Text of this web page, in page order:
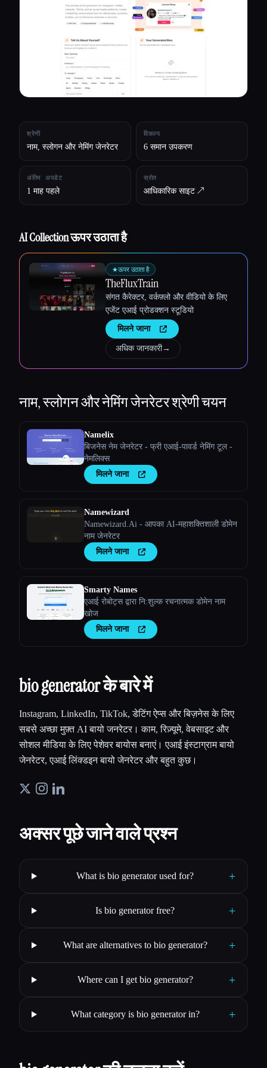
Esc
श्रेणी
नाम, स्लोगन और नेमिंग जेनरेटर
विकल्प
6 समान उपकरण
अंतिम अपडेट
1 माह पहले
स्रोत
आधिकारिक साइट ↗︎
AI Collection ऊपर उठाता है
★ऊपर उठाता है
TheFluxTrain
संगत कैरेक्टर, वर्कफ़्लो और वीडियो के लिए
एजेंट एआई प्रोडक्शन स्टूडियो
मिलने जाना
अधिक जानकारी→
नाम, स्लोगन और नेमिंग जेनरेटरश्रेणी चयन
Namelix
बिजनेस नेम जेनरेटर - फ्री एआई-पावर्ड नेमिंग टूल -
नेमलिक्स
मिलने जाना
Namewizard
Namewizard.Ai - आपका AI-महाशक्तिशाली डोमेन
नाम जेनरेटर
मिलने जाना
Smarty Names
एआई रोबोट्स द्वारा नि:शुल्क रचनात्मक डोमेन नाम
खोज
मिलने जाना
bio generator के बारे में
Instagram, LinkedIn, TikTok, डेटिंग ऐप्स और बिज़नेस के लिए
सबसे अच्छा मुफ़्त AI बायो जनरेटर। काम, रिज़्यूमे, वेबसाइट और
सोशल मीडिया के लिए पेशेवर बायोस बनाएं। एआई इंस्टाग्राम बायो
जेनरेटर, एआई लिंक्डइन बायो जेनरेटर और बहुत कुछ।
अक्सर पूछे जाने वाले प्रश्न
What is bio generator used for? +
Is bio generator free? +
What are alternatives to bio generator? +
Where can I get bio generator? +
What category is bio generator in? +